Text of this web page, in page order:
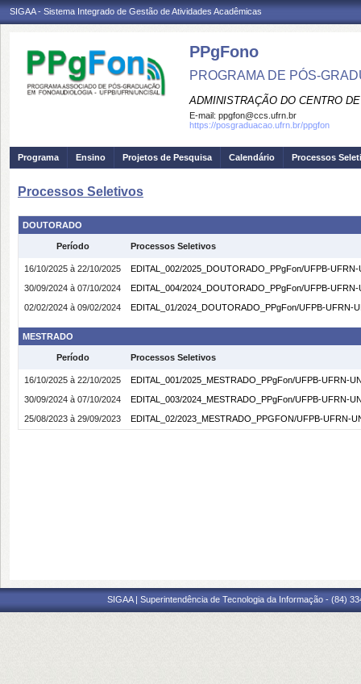
SIGAA - Sistema Integrado de Gestão de Atividades Acadêmicas
PPgFono
PROGRAMA DE PÓS-
ADMINISTRAÇÃO DO CENTRO
E-mail: ppgfon@ccs.ufrn.br
https://posgraduacao.ufrn.br/ppgfon
Programa Ensino Projetos de Pesquisa Calendário Processos
Processos Seletivos
DOUTORADO
Período Processos Seletivos
16/10/2025 à 22/10/2025
EDITAL_002/2025_DOUTORADO_PPgFon/UFPB-UFRN-
30/09/2024 à 07/10/2024
EDITAL_004/2024_DOUTORADO_PPgFon/UFPB-UFRN-
02/02/2024 à 09/02/2024
EDITAL_01/2024_DOUTORADO_PPgFon/UFPB-UFRN-
MESTRADO
Período Processos Seletivos
16/10/2025 à 22/10/2025
EDITAL_001/2025_MESTRADO_PPgFon/UFPB-UFRN-
30/09/2024 à 07/10/2024
EDITAL_003/2024_MESTRADO_PPgFon/UFPB-UFRN-
25/08/2023 à 29/09/2023
EDITAL_02/2023_MESTRADO_PPGFON/UFPB-UFRN-
SIGAA | Superintendência de Tecnologia da Informação - (84)